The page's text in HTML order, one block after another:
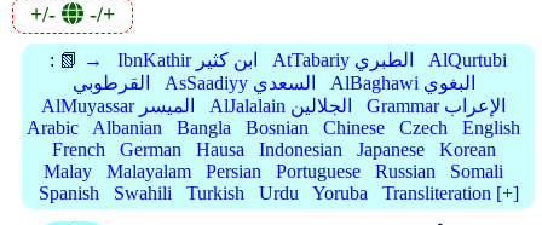
+/- -/+
: 📗 → IbnKathir ابن كثير AtTabariy الطبري
AlQurtubi
القرطوبي
AsSaadiyy السعدي
AlBaghawi البغوي
AlMuyassar الميسر
AlJalalain الجلالين
Grammar الإعراب
Arabic
Albanian Bangla Bosnian Chinese Czech
English
French
German Hausa Indonesian Japanese
Korean
Malay
Malayalam Persian Portuguese Russian
Somali
Spanish
Swahili Turkish Urdu Yoruba Transliteration [+]